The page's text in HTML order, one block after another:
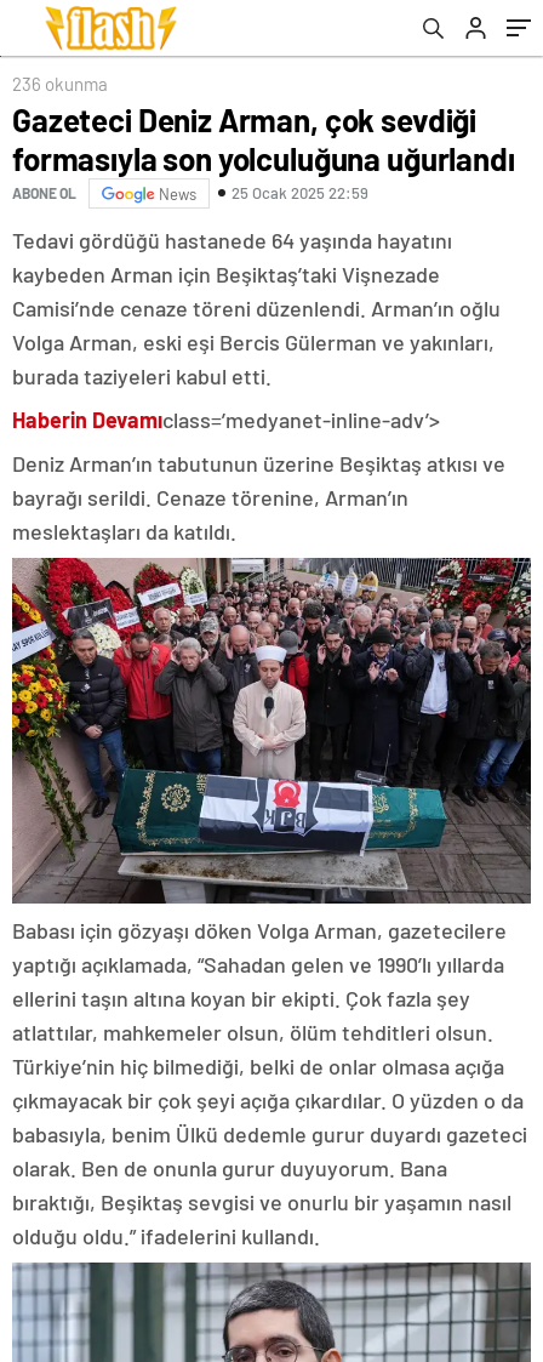
236 okunma
Gazeteci Deniz Arman, çok sevdiği
formasıyla son yolculuğuna uğurlandı
ABONE OL News 25 Ocak 2025 22:59
Tedavi gördüğü hastanede 64 yaşında hayatını
kaybeden Arman için Beşiktaş’taki Vişnezade
Camisi’nde cenaze töreni düzenlendi. Arman’ın oğlu
Volga Arman, eski eşi Bercis Gülerman ve yakınları,
burada taziyeleri kabul etti.
Haberin Devamıclass=’medyanet-inline-adv’>
Deniz Arman’ın tabutunun üzerine Beşiktaş atkısı ve
bayrağı serildi. Cenaze törenine, Arman’ın
meslektaşları da katıldı.
Babası için gözyaşı döken Volga Arman, gazetecilere
yaptığı açıklamada, “Sahadan gelen ve 1990’lı yıllarda
ellerini taşın altına koyan bir ekipti. Çok fazla şey
atlattılar, mahkemeler olsun, ölüm tehditleri olsun.
Türkiye’nin hiç bilmediği, belki de onlar olmasa açığa
çıkmayacak bir çok şeyi açığa çıkardılar. O yüzden o da
babasıyla, benim Ülkü dedemle gurur duyardı gazeteci
olarak. Ben de onunla gurur duyuyorum. Bana
bıraktığı, Beşiktaş sevgisi ve onurlu bir yaşamın nasıl
olduğu oldu.” ifadelerini kullandı.